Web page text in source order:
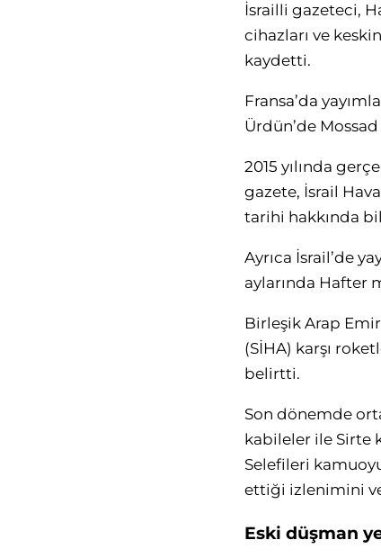
İsrailli gazeteci,
cihazları ve
kaydetti.
Fransa’da
Ürdün’de
2015 yılında
gazete, İsrail
tarihi hakkında
Ayrıca İsrail’de
aylarında Hafter
Birleşik Arap
(SİHA) karşı
belirtti.
Son dönemde
kabileler ile Sirte
Selefileri
ettiği izlenimini
Eski düşman